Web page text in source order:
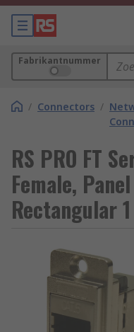
Fabrikantnummer
/ Connectors /
RS PRO FT
Female,
Rectangular